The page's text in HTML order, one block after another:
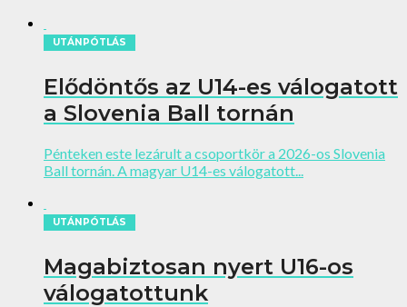
UTÁNPÓTLÁS
Elődöntős az U14-es válogatott
a Slovenia Ball tornán
Pénteken este lezárult a csoportkör a 2026-os Slovenia
Ball tornán. A magyar U14-es válogatott...
UTÁNPÓTLÁS
Magabiztosan nyert U16-os
válogatottunk